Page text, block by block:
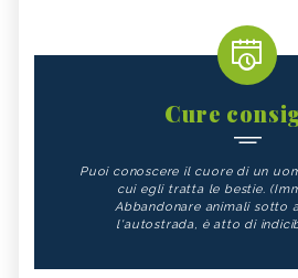
Cure
Puoi conoscere il cuore di un
cui egli tratta le bestie.
Abbandonare animali sotto
l'autostrada, è atto di